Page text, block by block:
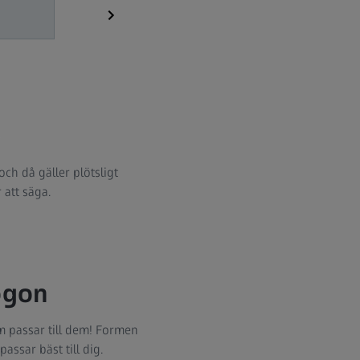
då gäller plötsligt
säga.
passar till dem! Formen
bäst till dig.